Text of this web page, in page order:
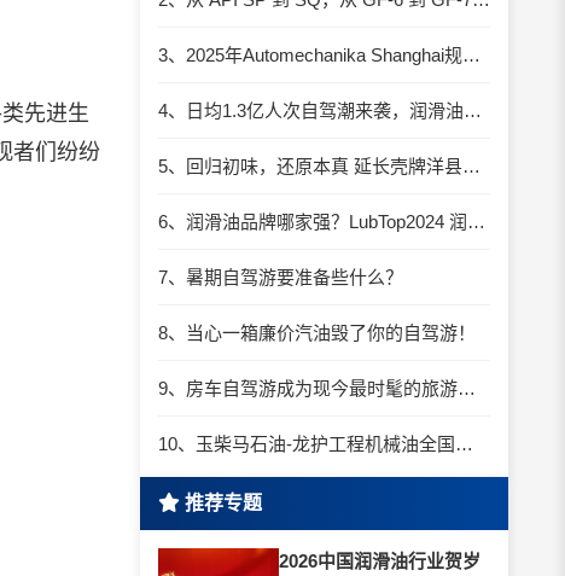
先进生
者们纷纷
3、2025年Automechanika Shanghai规模再度扩大：首次启用国家会展中心（上海）全部15个展馆
4、日均1.3亿人次自驾潮来袭，润滑油行业解锁增长新密码​
5、回归初味，还原本真 延长壳牌洋县踏春自驾游
6、润滑油品牌哪家强？LubTop2024 润滑油总评榜荣耀张榜
7、暑期自驾游要准备些什么？
8、当心一箱廉价汽油毁了你的自驾游！
9、房车自驾游成为现今最时髦的旅游方式
10、玉柴马石油-龙护工程机械油全国招商丨卓越的品质，专业的品牌！
推荐专题
2026中国润滑油行业贺岁